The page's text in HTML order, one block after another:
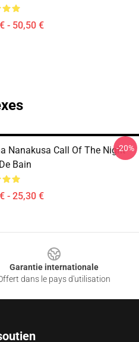
- 50,50 €
Nanakusa Call Of The Night
Bain
- 25,30 €
-20%
Garantie internationale
dans le pays d'utilisation